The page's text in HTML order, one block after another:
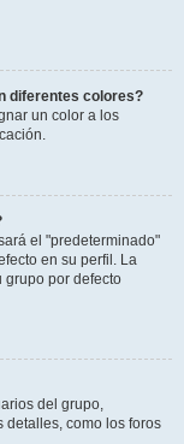
diferentes colores?
un color a los
el "predeterminado"
en su perfil. La
grupo por defecto
del grupo,
detalles, como los foros